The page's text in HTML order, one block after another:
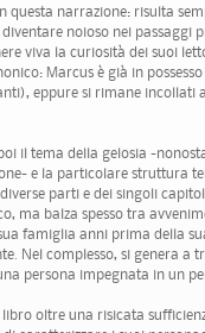
narrazione: risulta
noioso nei passaggi
viva la curiosità dei suoi
Marcus è già in
eppure si rimane incollati
il tema della gelosia -
e la particolare struttura
parti e dei singoli
ma balza spesso tra
famiglia anni prima della
Nel complesso, si genera a
persona impegnata in un
oltre una risicata